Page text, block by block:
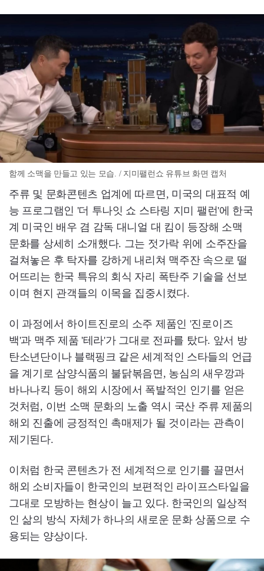
함께 소맥을 만들고 있는 모습. / 지미팰런쇼 유튜브 화면 캡처
주류 및 문화콘텐츠 업계에 따르면, 미국의 대표적 예
능 프로그램인 '더 투나잇 쇼 스타링 지미 팰런'에 한국
계 미국인 배우 겸 감독 대니얼 대 킴이 등장해 소맥
문화를 상세히 소개했다. 그는 젓가락 위에 소주잔을
걸쳐놓은 후 탁자를 강하게 내리쳐 맥주잔 속으로 떨
어뜨리는 한국 특유의 회식 자리 폭탄주 기술을 선보
이며 현지 관객들의 이목을 집중시켰다.
이 과정에서 하이트진로의 소주 제품인 '진로이즈
백'과 맥주 제품 '테라'가 그대로 전파를 탔다. 앞서 방
탄소년단이나 블랙핑크 같은 세계적인 스타들의 언급
을 계기로 삼양식품의 불닭볶음면, 농심의 새우깡과
바나나킥 등이 해외 시장에서 폭발적인 인기를 얻은
것처럼, 이번 소맥 문화의 노출 역시 국산 주류 제품의
해외 진출에 긍정적인 촉매제가 될 것이라는 관측이
제기된다.
이처럼 한국 콘텐츠가 전 세계적으로 인기를 끌면서
해외 소비자들이 한국인의 보편적인 라이프스타일을
그대로 모방하는 현상이 늘고 있다. 한국인의 일상적
인 삶의 방식 자체가 하나의 새로운 문화 상품으로 수
용되는 양상이다.